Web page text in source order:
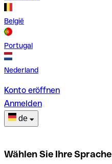
België
Portugal
Nederland
Konto eröffnen
Anmelden
de
Wählen Sie Ihre Sprache